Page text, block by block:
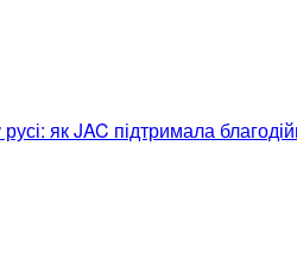
як JAC підтримала